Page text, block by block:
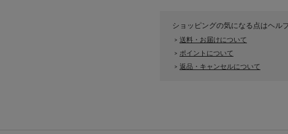
ショッピングの気になる点はヘル
> 送料・お届けについて
> ポイントについて
> 返品・キャンセルについて